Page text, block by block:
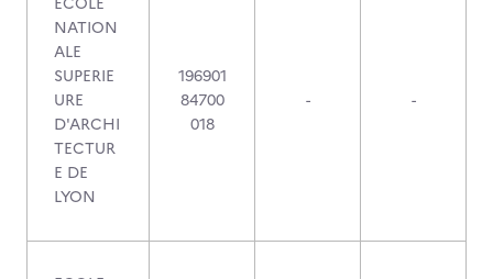
NATION
ALE
SUPERIE
URE
D'ARCHI
TECTUR
E DE
LYON
196901
84700
018
- -